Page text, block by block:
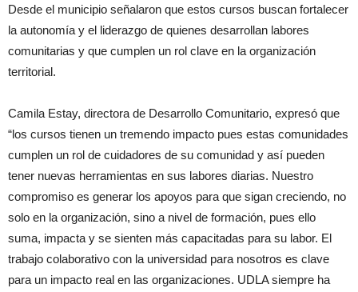
Desde el municipio señalaron que estos cursos buscan fortalecer
la autonomía y el liderazgo de quienes desarrollan labores
comunitarias y que cumplen un rol clave en la organización
territorial.
Camila Estay, directora de Desarrollo Comunitario, expresó que
“los cursos tienen un tremendo impacto pues estas comunidades
cumplen un rol de cuidadores de su comunidad y así pueden
tener nuevas herramientas en sus labores diarias. Nuestro
compromiso es generar los apoyos para que sigan creciendo, no
solo en la organización, sino a nivel de formación, pues ello
suma, impacta y se sienten más capacitadas para su labor. El
trabajo colaborativo con la universidad para nosotros es clave
para un impacto real en las organizaciones. UDLA siempre ha